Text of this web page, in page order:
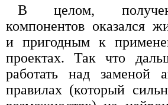
В целом,
компонентов оказался
и пригодным к
проектах. Так что
работать над заменой
правилах (который